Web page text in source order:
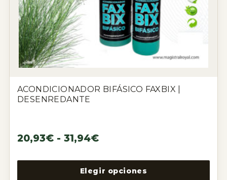
Elegir opciones
ACONDICIONADOR BIFÁSICO FAXBIX |
DESENREDANTE
20,93€ - 31,94€